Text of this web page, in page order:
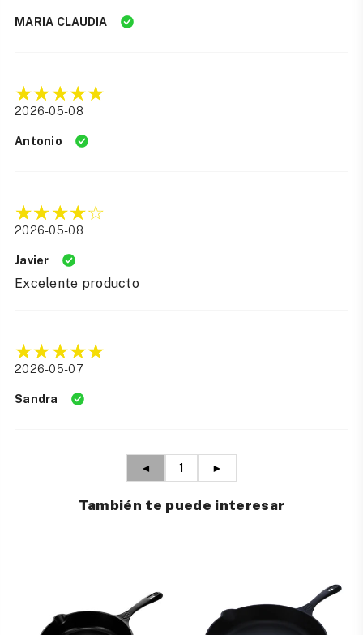
MARIA CLAUDIA
2026-05-08
Antonio
2026-05-08
Javier
Excelente producto
2026-05-07
Sandra
◄ 1 ►
También te puede interesar